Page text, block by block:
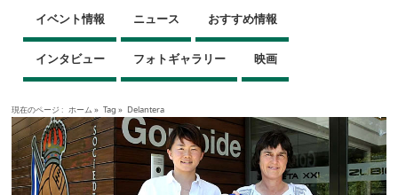
イベント情報 ニュース おすすめ情報
インタビュー フォトギャラリー 映画
現在のページ : ホーム » Tag » Delantera